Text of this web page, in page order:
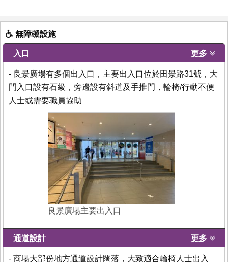
無障礙設施
入口 更多
- 良景廣場有多個出入口，主要出入口位於田景路31號，大
門入口設有石級，旁邊設有斜道及手推門，輪椅/行動不便
人士或需要職員協助
良景廣場主要出入口
通道設計 更多
- 商場大部份地方通道設計闊落，大致適合輪椅人士出入